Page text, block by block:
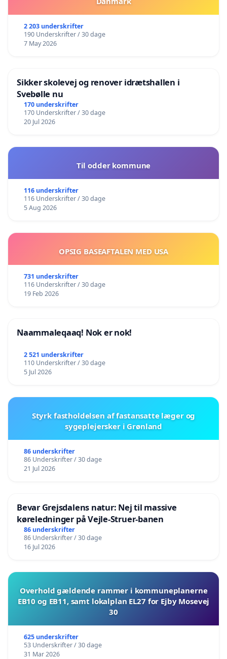
2 203 underskrifter
190 Underskrifter / 30 dage
7 May 2026
Sikker skolevej og renover idrætshallen i
Svebølle nu
170 underskrifter
170 Underskrifter / 30 dage
20 Jul 2026
Til odder kommune
116 underskrifter
116 Underskrifter / 30 dage
5 Aug 2026
OPSIG BASEAFTALEN MED USA
731 underskrifter
116 Underskrifter / 30 dage
19 Feb 2026
Naammaleqaaq! Nok er nok!
2 521 underskrifter
110 Underskrifter / 30 dage
5 Jul 2026
Styrk fastholdelsen af fastansatte læger og
sygeplejersker i Grønland
86 underskrifter
86 Underskrifter / 30 dage
21 Jul 2026
Bevar Grejsdalens natur: Nej til massive
køreledninger på Vejle-Struer-banen
86 underskrifter
86 Underskrifter / 30 dage
16 Jul 2026
Overhold gældende rammer i kommuneplanerne
EB10 og EB11, samt lokalplan EL27 for Ejby Mosevej
30
625 underskrifter
53 Underskrifter / 30 dage
31 Mar 2026